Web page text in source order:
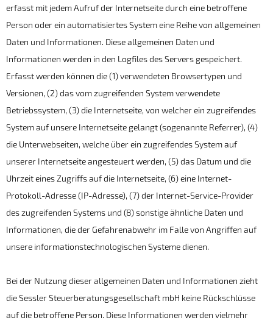
erfasst mit jedem Aufruf der Internetseite durch eine betroffene
Person oder ein automatisiertes System eine Reihe von allgemeinen
Daten und Informationen. Diese allgemeinen Daten und
Informationen werden in den Logfiles des Servers gespeichert.
Erfasst werden können die (1) verwendeten Browsertypen und
Versionen, (2) das vom zugreifenden System verwendete
Betriebssystem, (3) die Internetseite, von welcher ein zugreifendes
System auf unsere Internetseite gelangt (sogenannte Referrer), (4)
die Unterwebseiten, welche über ein zugreifendes System auf
unserer Internetseite angesteuert werden, (5) das Datum und die
Uhrzeit eines Zugriffs auf die Internetseite, (6) eine Internet-
Protokoll-Adresse (IP-Adresse), (7) der Internet-Service-Provider
des zugreifenden Systems und (8) sonstige ähnliche Daten und
Informationen, die der Gefahrenabwehr im Falle von Angriffen auf
unsere informationstechnologischen Systeme dienen.
Bei der Nutzung dieser allgemeinen Daten und Informationen zieht
die Sessler Steuerberatungsgesellschaft mbH keine Rückschlüsse
auf die betroffene Person. Diese Informationen werden vielmehr